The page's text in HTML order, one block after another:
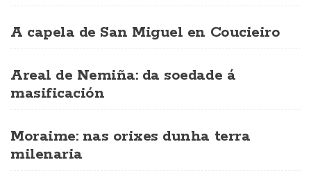
A capela de San Miguel en Coucieiro
Areal de Nemiña: da soedade á
masificación
Moraime: nas orixes dunha terra
milenaria